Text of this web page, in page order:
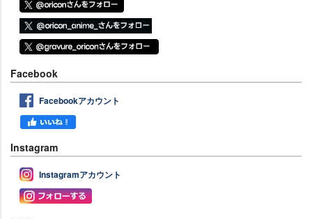
Facebook
Facebookアカウント
Instagram
Instagramアカウント